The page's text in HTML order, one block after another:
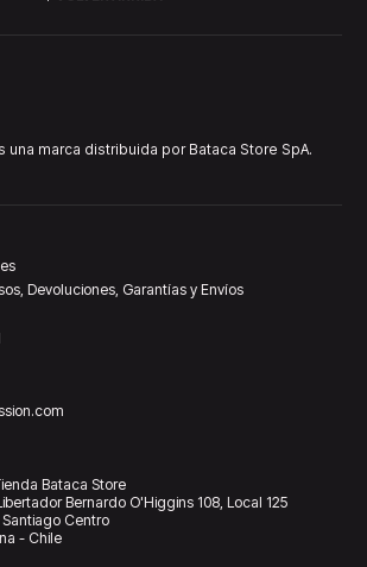
una marca distribuida por Bataca Store SpA.
Devoluciones, Garantías y Envíos
Bataca Store
Bernardo O'Higgins 108, Local 125
Santiago Centro
- Chile